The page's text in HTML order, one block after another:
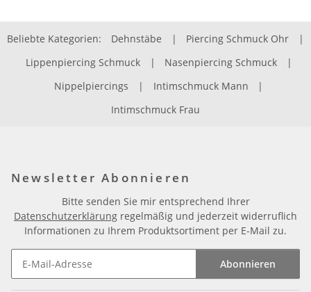
Beliebte Kategorien: Dehnstäbe | Piercing Schmuck Ohr
|
Lippenpiercing Schmuck
| Nasenpiercing Schmuck
|
Nippelpiercings
| Intimschmuck Mann
|
Intimschmuck Frau
Newsletter Abonnieren
Bitte senden Sie mir entsprechend Ihrer
Datenschutzerklärung regelmäßig und jederzeit widerruflich
Informationen zu Ihrem Produktsortiment per E-Mail zu.
Abonnieren